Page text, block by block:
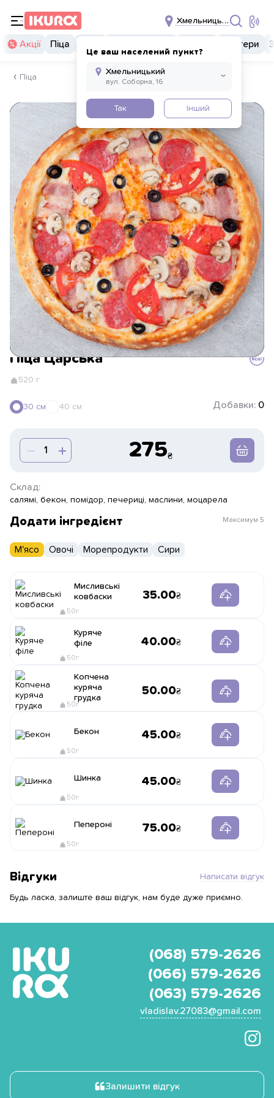
Хмельницький
Це ваш населений пункт?
Так Інший
Акції Піца Бургери
Піца
Піца Царська
520 г
30 см 40 см Добавки: 0
275
Склад:
салямі, бекон, помідор, печериці, маслини, моцарела
Додати інгредієнт Максимум 5
М'ясо Овочі Морепродукти Сири
Мисливські
ковбаски
50г
35.00
Куряче
філе
50г
40.00
Копчена
куряча
грудка
50г
50.00
Бекон
50г
45.00
Шинка
50г
45.00
Пепероні
50г
75.00
Відгуки Написати відгук
Будь ласка, залиште ваш відгук, нам буде дуже приємно.
(068) 579-2626
(066) 579-2626
(063) 579-2626
vladislav.27083@gmail.com
Залишити відгук